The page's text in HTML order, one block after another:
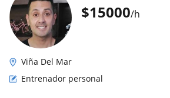
$15000/h
Viña Del Mar
Entrenador personal